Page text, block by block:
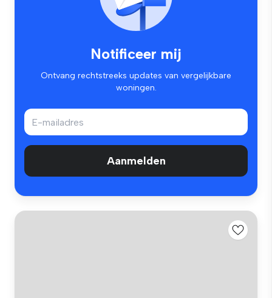
Notificeer mij
Ontvang rechtstreeks updates van vergelijkbare
woningen.
Aanmelden